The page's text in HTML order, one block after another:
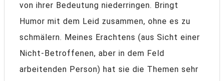
von ihrer Bedeutung niederringen. Bringt
Humor mit dem Leid zusammen, ohne es zu
schmälern. Meines Erachtens (aus Sicht einer
Nicht-Betroffenen, aber in dem Feld
arbeitenden Person) hat sie die Themen sehr